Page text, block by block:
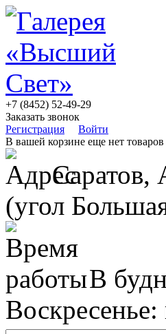
+7 (8452) 52-49-29
Заказать звонок
Регистрация
Войти
В вашей корзине еще нет товаров
Саратов,
(угол
В